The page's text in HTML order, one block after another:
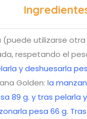
(puede utilizarse
respetando el
y deshuesarla
Golden: la
89 g. y tras pelarla y
pesa 66 g.